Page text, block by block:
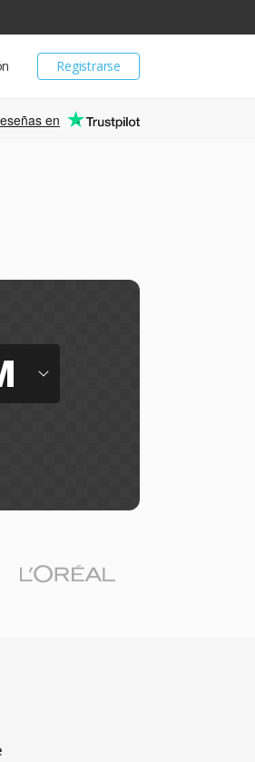
Registrarse
en